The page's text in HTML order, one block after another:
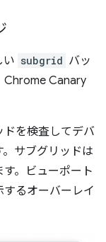
い subgrid バッ
Chrome Canary
を検査してデバ
サブグリッドは
。ビューポート
るオーバーレイ